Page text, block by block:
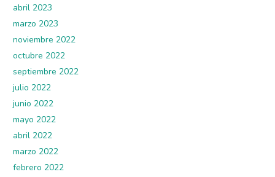
abril 2023
marzo 2023
noviembre 2022
octubre 2022
septiembre 2022
julio 2022
junio 2022
mayo 2022
abril 2022
marzo 2022
febrero 2022